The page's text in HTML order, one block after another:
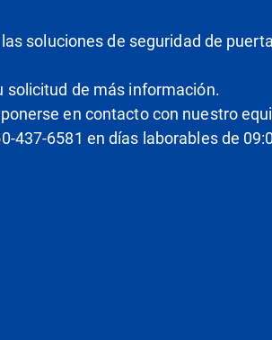
soluciones de seguridad de
solicitud de más información.
en contacto con nuestro
437-6581 en días laborables de